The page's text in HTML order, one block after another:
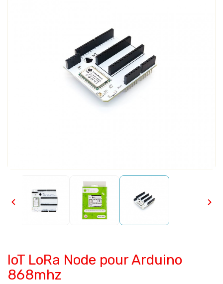
 
IoT LoRa Node pour Arduino
868mhz